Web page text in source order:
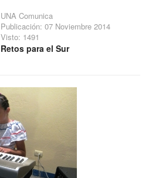
UNA Comunica
Publicación: 07 Noviembre 2014
Visto: 1491
Retos para el Sur